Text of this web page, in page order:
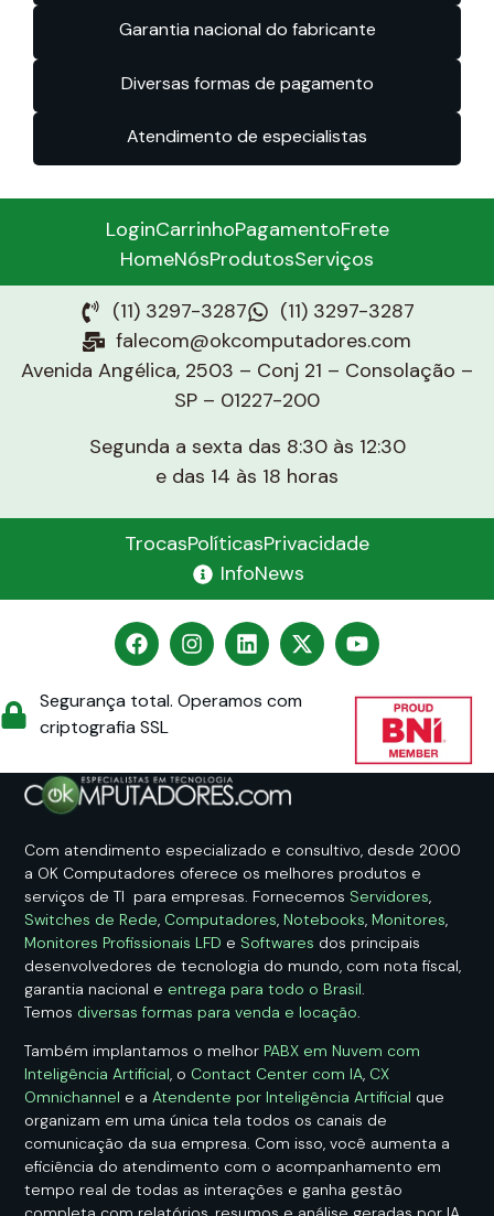
Garantia nacional do fabricante
Diversas formas de pagamento
Atendimento de especialistas
LoginCarrinhoPagamentoFrete
HomeNósProdutosServiços
(11) 3297-3287
(11) 3297-3287
falecom@okcomputadores.com
Avenida Angélica, 2503 – Conj 21 – Consolação –
SP – 01227-200
Segunda a sexta das 8:30 às 12:30
e das 14 às 18 horas
TrocasPolíticasPrivacidade
InfoNews
Segurança total. Operamos com
criptografia SSL
Com atendimento especializado e consultivo, desde 2000
a OK Computadores oferece os melhores produtos e
serviços de TI para empresas. Fornecemos Servidores
Switches de Rede Computadores Notebooks Monitores
Monitores Profissionais LFD e Softwares dos principais
desenvolvedores de tecnologia do mundo, com nota fiscal,
garantia nacional e entrega para todo o Brasil
Temos diversas formas para venda e locação
Também implantamos o melhor PABX em Nuvem com
Inteligência Artificial, o Contact Center com IA, CX
Omnichannel e aAtendente por Inteligência Artificial que
organizam em uma única tela todos os canais de
comunicação da sua empresa. Com isso, você aumenta a
eficiência do atendimento com o acompanhamento em
tempo real de todas as interações e ganha gestão